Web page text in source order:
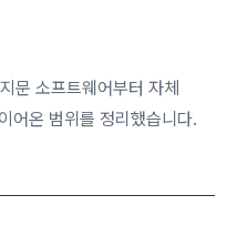
문 소프트웨어부터 자체
어온 범위를 정리했습니다.